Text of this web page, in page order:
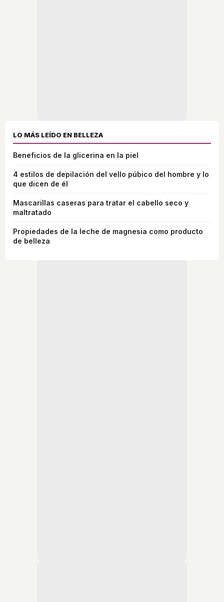
LO MÁS LEÍDO EN BELLEZA
Beneficios de la glicerina en la piel
4 estilos de depilación del vello púbico del hombre y lo
que dicen de él
Mascarillas caseras para tratar el cabello seco y
maltratado
Propiedades de la leche de magnesia como producto
de belleza